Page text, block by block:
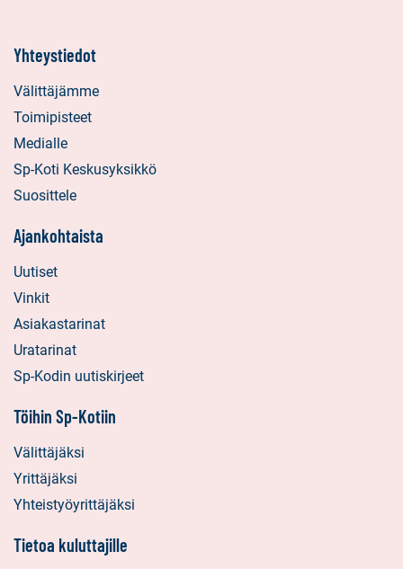
Yhteystiedot
Välittäjämme
Toimipisteet
Medialle
Sp-Koti Keskusyksikkö
Suosittele
Ajankohtaista
Uutiset
Vinkit
Asiakastarinat
Uratarinat
Sp-Kodin uutiskirjeet
Töihin Sp-Kotiin
Välittäjäksi
Yrittäjäksi
Yhteistyöyrittäjäksi
Tietoa kuluttajille